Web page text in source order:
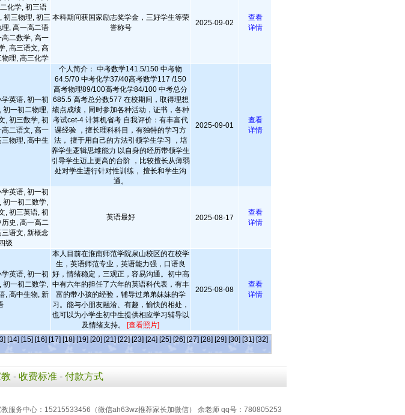
化学, 初三语
初三物理, 初三
, 高一高二语
二数学, 高一
, 高三语文, 高
理, 高三化学
本科期间获国家励志奖学金，三好学生等荣
誉称号
2025-09-02
查看
详情
英语, 初一初
初一初二物理,
, 初三数学, 初
二语文, 高一
物理, 高中生
个人简介： 中考数学141.5/150 中考物
64.5/70 中考化学37/40高考数学117 /150
高考物理89/100高考化学84/100 中考总分
685.5 高考总分数577 在校期间，取得理想
绩点成绩，同时参加各种活动，证书，各种
考试cet-4 计算机省考 自我评价：有丰富代
课经验 ，擅长理科科目，有独特的学习方
法， 擅于用自己的方法引领学生学习 ，培
养学生逻辑思维能力 以自身的经历带领学生
引导学生迈上更高的台阶 ，比较擅长从薄弱
处对学生进行针对性训练， 擅长和学生沟
通。
2025-09-01
查看
详情
英语, 初一初
初一初二数学,
, 初三英语, 初
史, 高一高二
语文, 新概念
级
英语最好 2025-08-17
查看
详情
英语, 初一初
初一初二数学,
, 高中生物, 新
本人目前在淮南师范学院泉山校区的在校学
生，英语师范专业，英语能力强，口语良
好，情绪稳定，三观正，容易沟通。初中高
中有六年的担任了六年的英语科代表，有丰
富的带小孩的经验，辅导过弟弟妹妹的学
习。能与小朋友融洽、有趣，愉快的相处，
也可以为小学生初中生提供相应学习辅导以
及情绪支持。 [查看照片]
2025-08-08
查看
详情
[14] [15] [16] [17] [18] [19] [20] [21] [22] [23] [24] [25] [26] [27] [28] [29] [30] [31] [32]
- 收费标准 - 付款方式
服务中心：15215533456（微信ah63wz推荐家长加微信） 余老师 qq号：780805253